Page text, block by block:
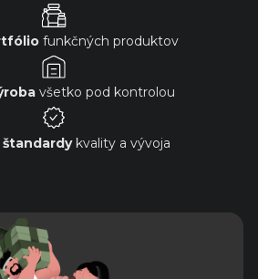
funkčných produktov
všetko pod kontrolou
štandardykvality a vývoja